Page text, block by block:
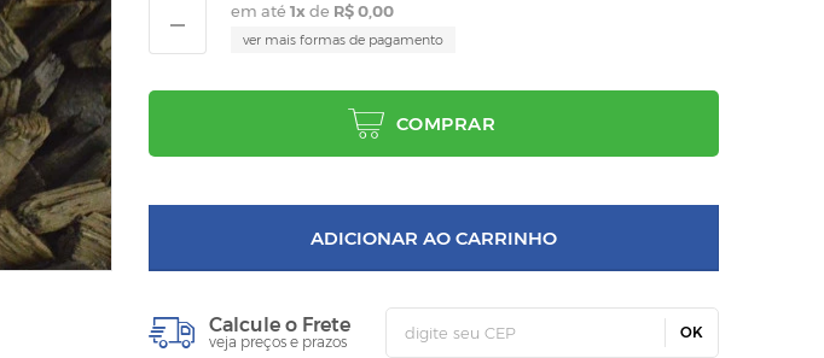
em até 1x de R$ 0,00
ver mais formas de pagamento
COMPRAR
ADICIONAR AO CARRINHO
Calcule o Frete
veja preços e prazos
OK